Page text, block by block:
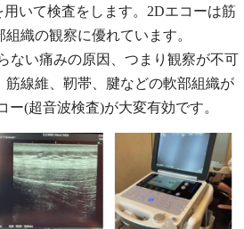
いて検査をします。2Dエコーは筋
織の観察に優れています。
ない痛みの原因、つまり観察が不可
筋線維、靭帯、腱などの軟部組織が
ー(超音波検査)が大変有効です。